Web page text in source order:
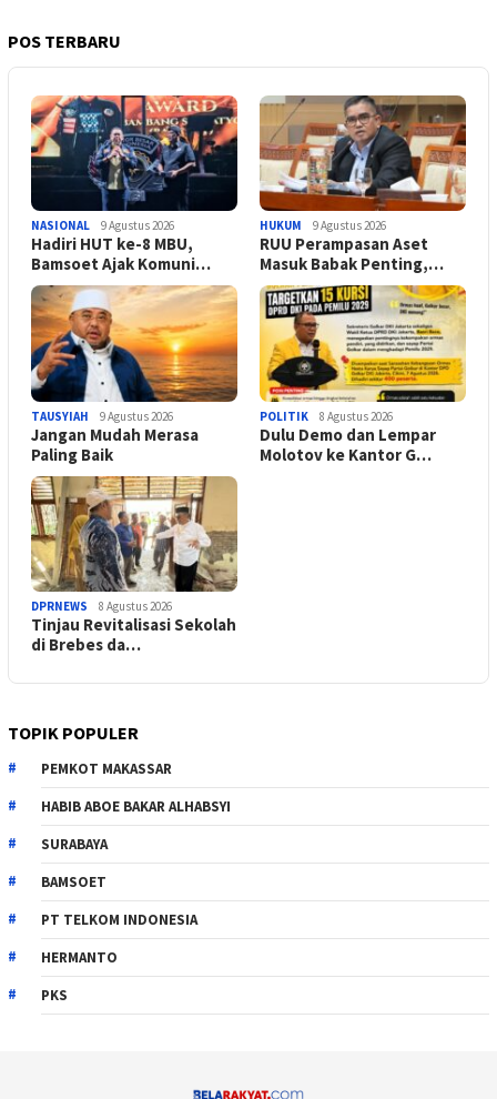
POS TERBARU
NASIONAL 9 Agustus 2026
Hadiri HUT ke-8 MBU,
Bamsoet Ajak Komuni…
HUKUM 9 Agustus 2026
RUU Perampasan Aset
Masuk Babak Penting,…
TAUSYIAH 9 Agustus 2026
Jangan Mudah Merasa
Paling Baik
POLITIK 8 Agustus 2026
Dulu Demo dan Lempar
Molotov ke Kantor G…
DPRNEWS 8 Agustus 2026
Tinjau Revitalisasi Sekolah
di Brebes da…
TOPIK POPULER
PEMKOT MAKASSAR
HABIB ABOE BAKAR ALHABSYI
SURABAYA
BAMSOET
PT TELKOM INDONESIA
HERMANTO
PKS